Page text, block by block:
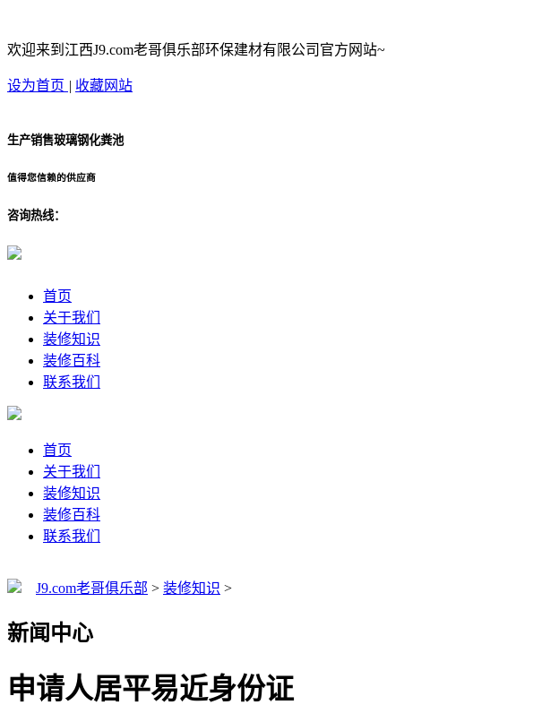
欢迎来到江西J9.com老哥俱乐部环保建材有限公司官方网站~
设为首页 | 收藏网站
生产销售玻璃钢化粪池
值得您信赖的供应商
咨询热线：
首页
关于我们
装修知识
装修百科
联系我们
首页
关于我们
装修知识
装修百科
联系我们
J9.com老哥俱乐部 > 装修知识 >
新闻中心
申请人居平易近身份证